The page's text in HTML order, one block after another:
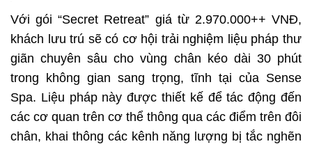
Với gói “Secret Retreat” giá từ 2.970.000++ VNĐ,
khách lưu trú sẽ có cơ hội trải nghiệm liệu pháp thư
giãn chuyên sâu cho vùng chân kéo dài 30 phút
trong không gian sang trọng, tĩnh tại của Sense
Spa. Liệu pháp này được thiết kế để tác động đến
các cơ quan trên cơ thể thông qua các điểm trên đôi
chân, khai thông các kênh năng lượng bị tắc nghẽn